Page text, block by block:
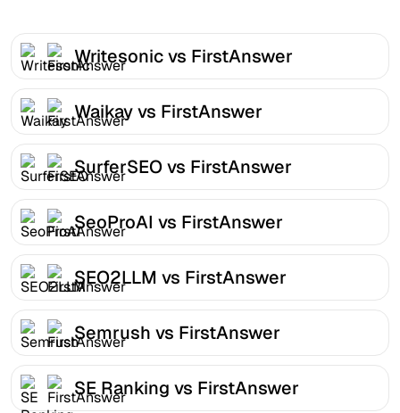
Writesonic vs FirstAnswer
Waikay vs FirstAnswer
SurferSEO vs FirstAnswer
SeoProAI vs FirstAnswer
SEO2LLM vs FirstAnswer
Semrush vs FirstAnswer
SE Ranking vs FirstAnswer